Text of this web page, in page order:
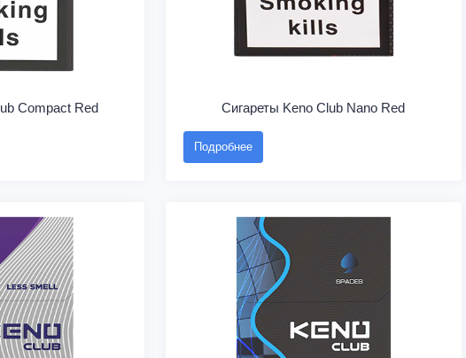
Compact Red Сигареты Keno Club Nano Red
Подробнее